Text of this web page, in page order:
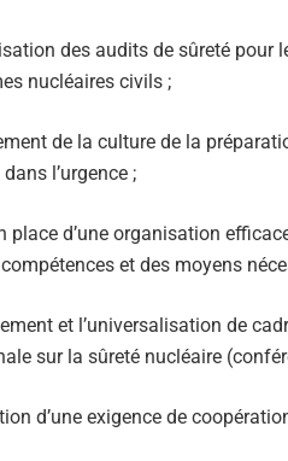
des audits de sûreté pour
nucléaires civils ;
de la culture de la
l’urgence ;
place d’une organisation
et des moyens
et l’universalisation de
sur la sûreté nucléaire
d’une exigence de